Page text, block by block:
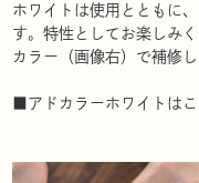
ホワイトは使用とともに
す。特性としてお楽しみ
カラー（画像右）で補修
■アドカラーホワイトは